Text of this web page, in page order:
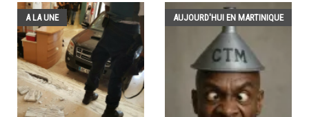
A LA UNE AUJOURD'HUI EN MARTINIQUE